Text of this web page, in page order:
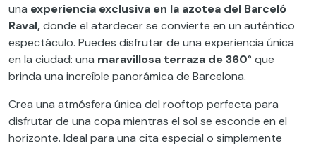
una experiencia exclusiva en la azotea del Barceló
Raval,donde el atardecer se convierte en un auténtico
espectáculo. Puedes disfrutar de una experiencia única
en la ciudad: una maravillosa terraza de 360° que
brinda una increíble panorámica de Barcelona.
Crea una atmósfera única del rooftop perfecta para
disfrutar de una copa mientras el sol se esconde en el
horizonte. Ideal para una cita especial o simplemente